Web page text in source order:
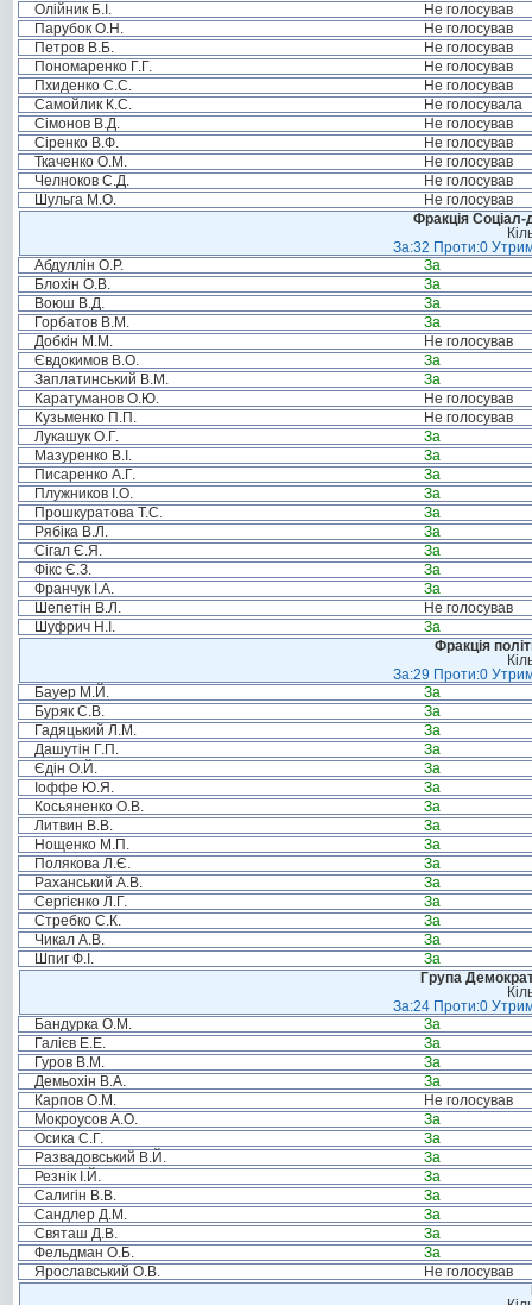
Олійник Б.І.
Не голосував
Парубок О.Н.
Не голосував
Петров В.Б.
Не голосував
Пономаренко Г.Г.
Не голосував
Пхиденко С.С.
Не голосував
Самойлик К.С.
Не голосувала
Сімонов В.Д.
Не голосував
Сіренко В.Ф.
Не голосував
Ткаченко О.М.
Не голосував
Челноков С.Д.
Не голосував
Шульга М.О.
Не голосував
Фракція Соціал-
За:32 Проти:0
Абдуллін О.Р.
За
Блохін О.В.
За
Воюш В.Д.
За
Горбатов В.М.
За
Добкін М.М.
Не голосував
Євдокимов В.О.
За
Заплатинський В.М.
За
Каратуманов О.Ю.
Не голосував
Кузьменко П.П.
Не голосував
Лукашук О.Г.
За
Мазуренко В.І.
За
Писаренко А.Г.
За
Плужников І.О.
За
Прошкуратова Т.С.
За
Рябіка В.Л.
За
Сігал Є.Я.
За
Фікс Є.З.
За
Франчук І.А.
За
Шепетін В.Л.
Не голосував
Шуфрич Н.І.
За
Фракція
За:29 Проти:0
Бауер М.Й.
За
Буряк С.В.
За
Гадяцький Л.М.
За
Дашутін Г.П.
За
Єдін О.Й.
За
Іоффе Ю.Я.
За
Косьяненко О.В.
За
Литвин В.В.
За
Нощенко М.П.
За
Полякова Л.Є.
За
Раханський А.В.
За
Сергієнко Л.Г.
За
Стребко С.К.
За
Чикал А.В.
За
Шпиг Ф.І.
За
Група
За:24 Проти:0
Бандурка О.М.
За
Галієв Е.Е.
За
Гуров В.М.
За
Демьохін В.А.
За
Карпов О.М.
Не голосував
Мокроусов А.О.
За
Осика С.Г.
За
Развадовський В.Й.
За
Резнік І.Й.
За
Салигін В.В.
За
Сандлер Д.М.
За
Святаш Д.В.
За
Фельдман О.Б.
За
Ярославський О.В.
Не голосував